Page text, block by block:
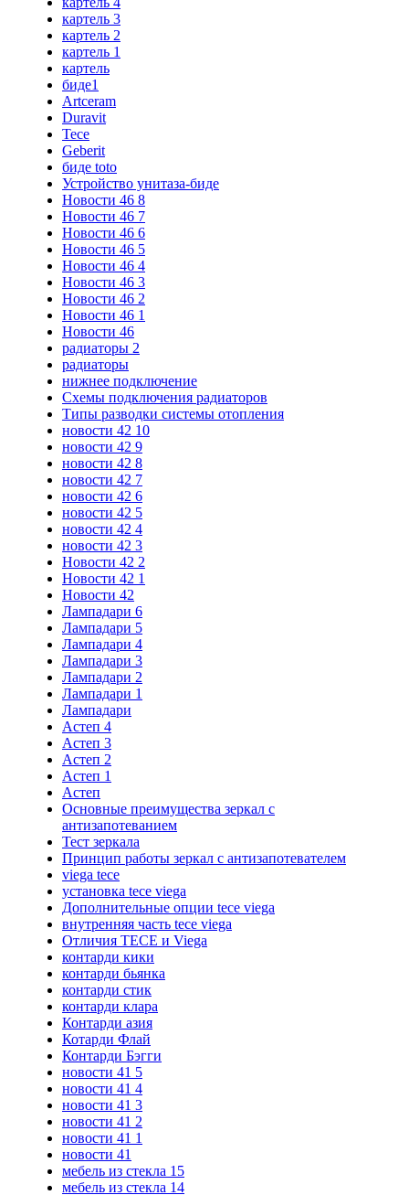
картель 3
картель 2
картель 1
картель
биде1
Artceram
Duravit
Tece
Geberit
биде toto
Устройство унитаза-биде
Новости 46 8
Новости 46 7
Новости 46 6
Новости 46 5
Новости 46 4
Новости 46 3
Новости 46 2
Новости 46 1
Новости 46
радиаторы 2
радиаторы
нижнее подключение
Схемы подключения радиаторов
Типы разводки системы отопления
новости 42 10
новости 42 9
новости 42 8
новости 42 7
новости 42 6
новости 42 5
новости 42 4
новости 42 3
Новости 42 2
Новости 42 1
Новости 42
Лампадари 6
Лампадари 5
Лампадари 4
Лампадари 3
Лампадари 2
Лампадари 1
Лампадари
Астеп 4
Астеп 3
Астеп 2
Астеп 1
Астеп
Основные преимущества зеркал с
антизапотеванием
Тест зеркала
Принцип работы зеркал с антизапотевателем
viega tece
установка tece viega
Дополнительные опции tece viega
внутренняя часть tece viega
Отличия TECE и Viega
контарди кики
контарди бьянка
контарди стик
контарди клара
Контарди азия
Котарди Флай
Контарди Бэгги
новости 41 5
новости 41 4
новости 41 3
новости 41 2
новости 41 1
новости 41
мебель из стекла 15
мебель из стекла 14